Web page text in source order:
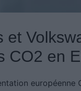
et
CO2 en
européenne